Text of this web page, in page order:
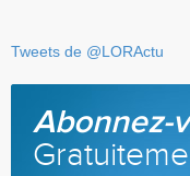
Tweets de @LORActu
Abonnez-